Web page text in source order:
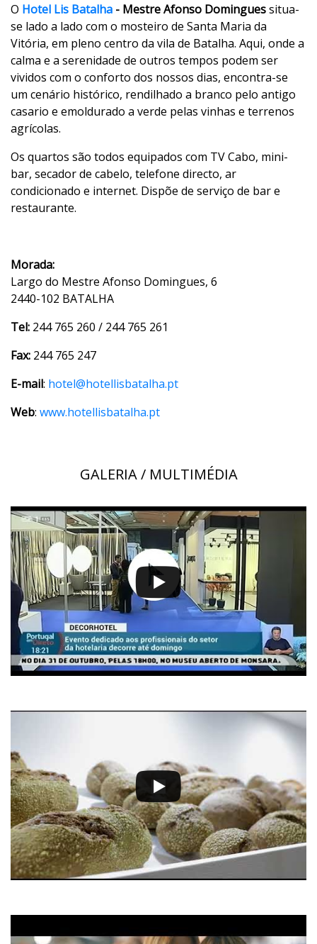
O Hotel Lis Batalha - Mestre Afonso Dominguessitua-
se lado a lado com o mosteiro de Santa Maria da
Vitória, em pleno centro da vila de Batalha. Aqui, onde a
calma e a serenidade de outros tempos podem ser
vividos com o conforto dos nossos dias, encontra-se
um cenário histórico, rendilhado a branco pelo antigo
casario e emoldurado a verde pelas vinhas e terrenos
agrícolas.
Os quartos são todos equipados com TV Cabo, mini-
bar, secador de cabelo, telefone directo, ar
condicionado e internet. Dispõe de serviço de bar e
restaurante.
Morada:
Largo do Mestre Afonso Domingues, 6
2440-102 BATALHA
Tel: 244 765 260 / 244 765 261
Fax: 244 765 247
E-mail: hotel@hotellisbatalha.pt
Web: www.hotellisbatalha.pt
GALERIA / MULTIMÉDIA